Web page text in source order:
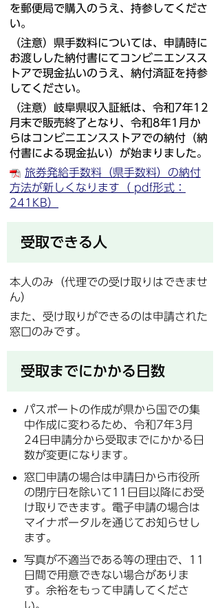
を郵便局で購入のうえ、持参してくださ
い。
（注意）県手数料については、申請時に
お渡しした納付書にてコンビニエンスス
トアで現金払いのうえ、納付済証を持参
してください。
（注意）岐阜県収入証紙は、令和7年12
月末で販売終了となり、令和8年1月か
らはコンビニエンスストアでの納付（納
付書による現金払い）が始まりました。
旅券発給手数料（県手数料）の納付
方法が新しくなります（ pdf形式：
241KB）
受取できる人
本人のみ（代理での受け取りはできませ
ん）
また、受け取りができるのは申請された
窓口のみです。
受取までにかかる日数
パスポートの作成が県から国での集
中作成に変わるため、令和7年3月
24日申請分から受取までにかかる日
数が変更になります。
窓口申請の場合は申請日から市役所
の閉庁日を除いて11日目以降にお受
け取りできます。電子申請の場合は
マイナポータルを通じてお知らせし
ます。
写真が不適当である等の理由で、11
日間で用意できない場合がありま
す。余裕をもって申請してくださ
い。